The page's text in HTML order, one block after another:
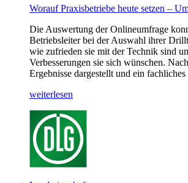
Worauf Praxisbetriebe heute setzen –
Die Auswertung der Onlineumfrage
Betriebsleiter bei der Auswahl ihrer
wie zufrieden sie mit der Technik sind
Verbesserungen sie sich wünschen.
Ergebnisse dargestellt und ein
weiterlesen